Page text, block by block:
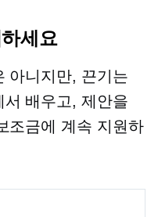
세요
아니지만, 끈기는
서 배우고, 제안을
조금에 계속 지원하